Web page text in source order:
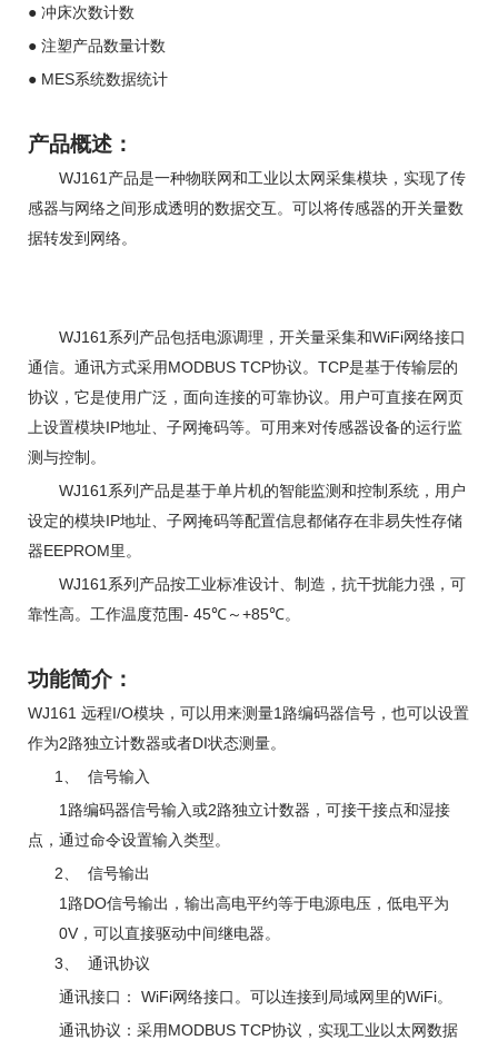
● 冲床次数计数
● 注塑产品数量计数
● MES系统数据统计
产品概述：
WJ161 产品是一种物联网和工业以太网采集模块，实现了传
感器与网络之间形成透明的数据交互。可以将传感器的开关量数
据转发到网络。
WJ161 系列产品包括电源调理，开关量采集和WiFi网络接口
通信。通讯方式采用 MODBUS TCP协议。 TCP是基于传输层的
协议，它是使用广泛，面向连接的可靠协议。用户可直接在网页
上设置模块IP地址、子网掩码等。可用来对传感器设备的运行监
测与控制。
WJ161 系列产品是基于单片机的智能监测和控制系统，用户
设定的模块IP地址、子网掩码等配置信息都储存在非易失性存储
器EEPROM里。
WJ161 系列产品按工业标准设计、制造， 抗干扰能力强，可
靠性高。 工作温度范围 - 45℃ ～ +85℃。
功能简介：
WJ161 远程I/O模块，可以用来测量1 路编码器信号，也可以设置
作为2路独立计数器或者DI状态测量。
1、 信号输入
1 路编码器信号输入或2路独立计数器，可接干接点和湿接
点，通过命令设置输入类型。
2、 信号输出
1 路DO信号输出，输出高电平约等于电源电压，低电平为
0V ，可以直接驱动中间继电器。
3、 通讯协议
通讯接口：
WiFi网络接口 。 可以连接到局域网里的WiFi。
通讯协议：采用 MODBUS TCP协议，实现工业以太网数据